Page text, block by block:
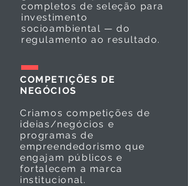
completos de seleção para
investimento
socioambiental — do
regulamento ao resultado.
COMPETIÇÕES DE
NEGÓCIOS
Criamos competições de
ideias/negócios e
programas de
empreendedorismo que
engajam públicos e
fortalecem a marca
institucional.